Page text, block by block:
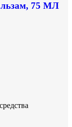
75 МЛ